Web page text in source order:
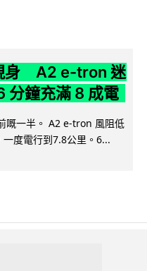
身 A2 e-tron 迷
鐘充滿 8 成電
嘅一半。 A2 e-tron 風阻低
度電行到7.8公里。6...